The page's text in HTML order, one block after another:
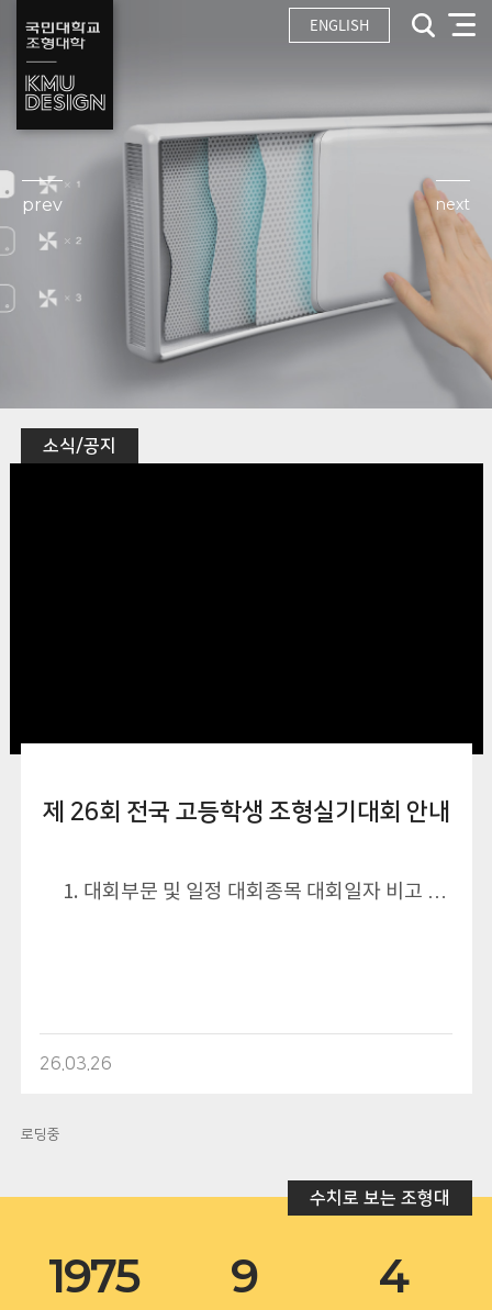
ENGLISH
prev next
소식/공지
제 26회 전국 고등학생 조형실기대회 안내
1. 대회부문 및 일정 대회종목 대회일자 비고 …
26.03.26
로딩중
수치로 보는 조형대
1975 9 4